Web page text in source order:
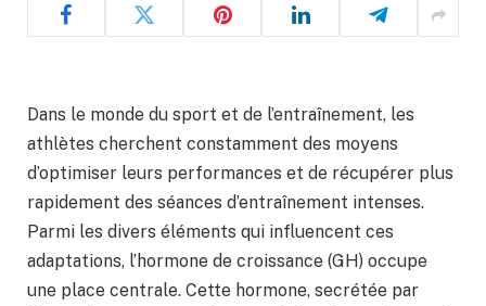
Dans le monde du sport et de l’entraînement, les
athlètes cherchent constamment des moyens
d’optimiser leurs performances et de récupérer plus
rapidement des séances d’entraînement intenses.
Parmi les divers éléments qui influencent ces
adaptations, l’hormone de croissance (GH) occupe
une place centrale. Cette hormone, secrétée par